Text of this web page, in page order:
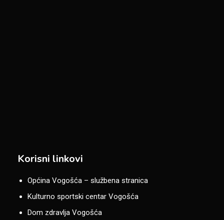
Korisni linkovi
Općina Vogošća – službena stranica
Kulturno sportski centar Vogošća
Dom zdravlja Vogošća